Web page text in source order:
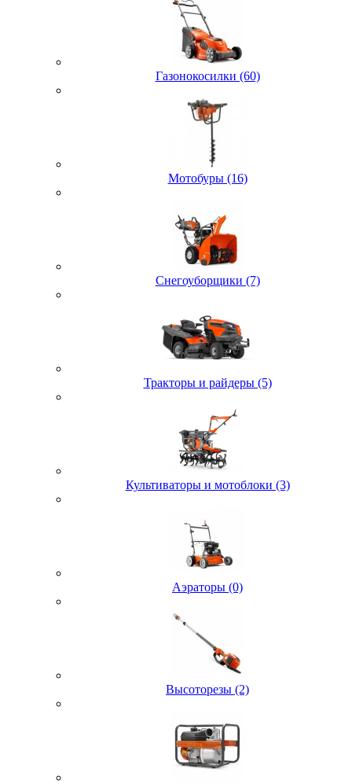
Газонокосилки (60)
Мотобуры (16)
Снегоуборщики (7)
Тракторы и райдеры (5)
Культиваторы и мотоблоки (3)
Аэраторы (0)
Высоторезы (2)